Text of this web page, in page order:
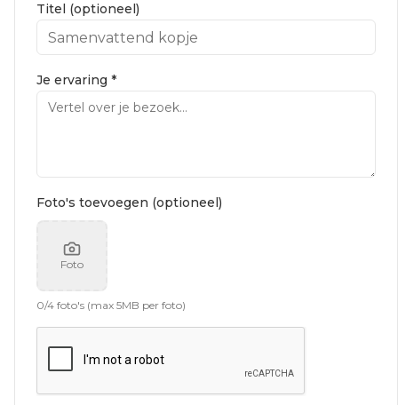
Titel (optioneel)
Je ervaring *
Foto's toevoegen (optioneel)
Foto
0/4 foto's (max 5MB per foto)